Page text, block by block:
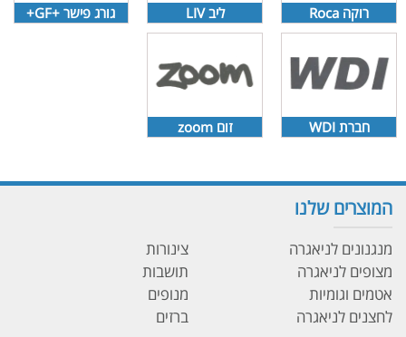
רוקה Roca
חברת WDI
ליב LIV
זום zoom
גורג פישר +GF+
המוצרים שלנו
מנגנונים לניאגרה
מצופים לניאגרה
אטמים וגומיות
לחצנים לניאגרה
צינורות
תושבות
מנופים
ברזים